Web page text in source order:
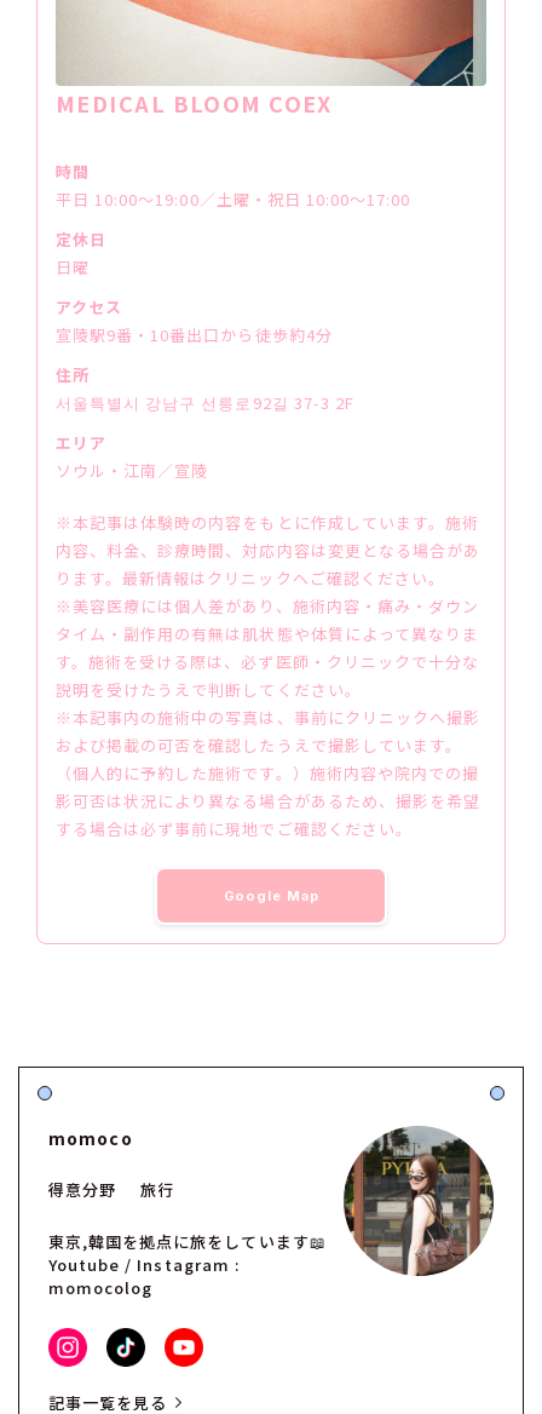
MEDICAL BLOOM COEX
時間
平日 10:00〜19:00／土曜・祝日 10:00〜17:00
定休日
日曜
アクセス
宣陵駅9番・10番出口から徒歩約4分
住所
서울특별시 강남구 선릉로92길 37-3 2F
エリア
ソウル・江南／宣陵
※本記事は体験時の内容をもとに作成しています。施術
内容、料金、診療時間、対応内容は変更となる場合があ
ります。最新情報はクリニックへご確認ください。
※美容医療には個人差があり、施術内容・痛み・ダウン
タイム・副作用の有無は肌状態や体質によって異なりま
す。施術を受ける際は、必ず医師・クリニックで十分な
説明を受けたうえで判断してください。
※本記事内の施術中の写真は、事前にクリニックへ撮影
および掲載の可否を確認したうえで撮影しています。
（個人的に予約した施術です。）施術内容や院内での撮
影可否は状況により異なる場合があるため、撮影を希望
する場合は必ず事前に現地でご確認ください。
Google Map
momoco
得意分野 旅行
東京,韓国を拠点に旅をしています📖
Youtube / Instagram :
momocolog
記事一覧を見る